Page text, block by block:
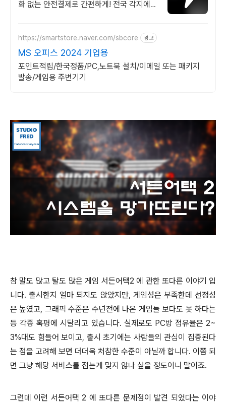
화 없는 안전결제로 간편하게! 전국 각지에서
https://smartstore.naver.com/sbcore 광고
MS 오피스 2024 기업용
포인트적립/한국정품/PC,노트북 설치/이메일 또는 패키지
발송/게임용 주변기기
참 말도 많고 탈도 많은 게임 서든어택2 에 관한 또다른 이야기 입
니다. 출시한지 얼마 되지도 않았지만, 게임성은 부족한데 선정성
은 높였고, 그래픽 수준은 수년전에 나온 게임들 보다도 못 하다는
등 각종 혹평에 시달리고 있습니다. 실제로도 PC방 점유율은 2~
3%대도 힘들어 보이고, 출시 초기에는 사람들의 관심이 집중된다
는 점을 고려해 보면 더더욱 처참한 수준이 아닐까 합니다. 이쯤 되
면 그냥 해당 서비스를 접는게 맞지 않나 싶을 정도이니 말이죠.
그런데 이런 서든어택 2 에 또다른 문제점이 발견 되었다는 이야